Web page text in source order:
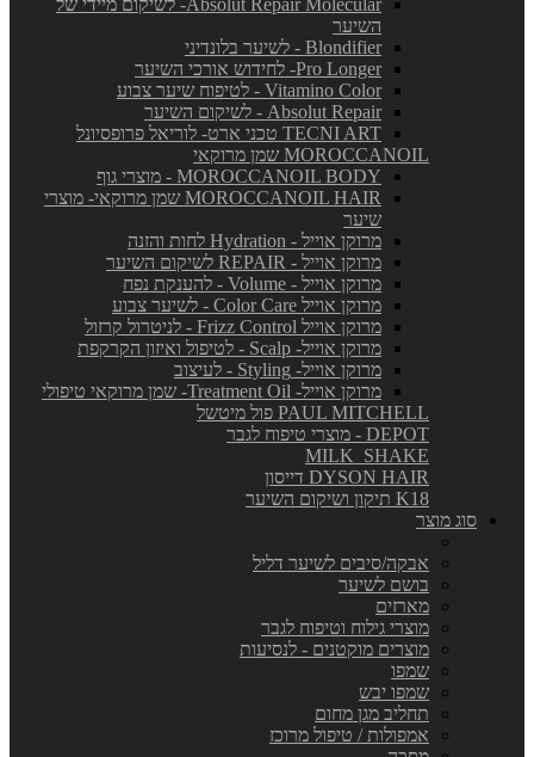
Absolut Repair Molecular- לשיקום מיידי של
השיער
Blondifier - לשיער בלונדיני
Pro Longer- לחידוש אורכי השיער
Vitamino Color - לטיפוח שיער צבוע
Absolut Repair - לשיקום השיער
TECNI ART טכני ארט- לוריאל פרופסיונל
MOROCCANOIL שמן מרוקאי
MOROCCANOIL BODY - מוצרי גוף
MOROCCANOIL HAIR שמן מרוקאי- מוצרי
שיער
מרוקן אוייל - Hydration לחות והזנה
מרוקן אוייל - REPAIR לשיקום השיער
מרוקן אוייל - Volume - להענקת נפח
מרוקן אוייל Color Care - לשיער צבוע
מרוקן אוייל Frizz Control - לניטרול קרזול
מרוקן אוייל- Scalp - לטיפול ואיזון הקרקפת
מרוקן אוייל- Styling - לעיצוב
מרוקן אוייל- Treatment Oil- שמן מרוקאי טיפולי
PAUL MITCHELL פול מיטשל
DEPOT - מוצרי טיפוח לגבר
MILK_SHAKE
DYSON HAIR דייסון
K18 תיקון ושיקום השיער
סוג מוצר
אבקה/סיבים לשיער דליל
בושם לשיער
מארזים
מוצרי גילוח וטיפוח לגבר
מוצרים מוקטנים - לנסיעות
שמפו
שמפו יבש
תחליב מגן מחום
אמפולות / טיפול מרוכז